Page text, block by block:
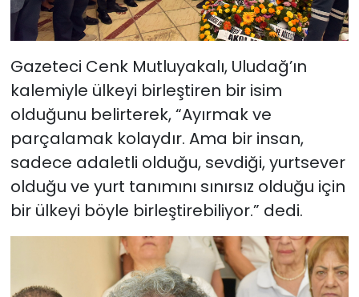
Gazeteci Cenk Mutluyakalı, Uludağ’ın
kalemiyle ülkeyi birleştiren bir isim
olduğunu belirterek, “Ayırmak ve
parçalamak kolaydır. Ama bir insan,
sadece adaletli olduğu, sevdiği, yurtsever
olduğu ve yurt tanımını sınırsız olduğu için
bir ülkeyi böyle birleştirebiliyor.” dedi.